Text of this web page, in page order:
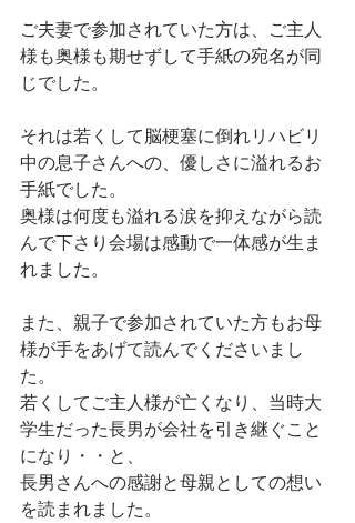
ご夫妻で参加されていた方は、ご主人
様も奥様も期せずして手紙の宛名が同
じでした。
それは若くして脳梗塞に倒れリハビリ
中の息子さんへの、優しさに溢れるお
手紙でした。
奥様は何度も溢れる涙を抑えながら読
んで下さり会場は感動で一体感が生ま
れました。
また、親子で参加されていた方もお母
様が手をあげて読んでくださいまし
た。
若くしてご主人様が亡くなり、当時大
学生だった長男が会社を引き継ぐこと
になり・・と、
長男さんへの感謝と母親としての想い
を読まれました。